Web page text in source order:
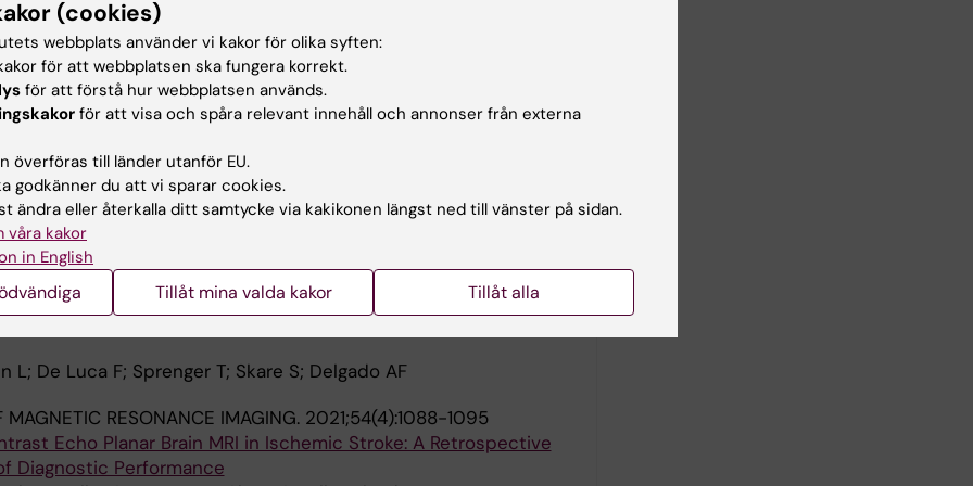
brain multi-contrast MRI versus brain CT in pediatric patients:
study
DM; Aspelin A; Kvist O; Osterman Y; Ruiz SD; Skare S; Delgado
OF NUCLEAR MEDICINE AND MOLECULAR IMAGING.
in postoperative patients after craniotomy: zero echo time and
based attenuation correction
L; Wassberg C; Martin H; Delgado AF
MAGNETIC RESONANCE IMAGING.2022;56(3):884-892
Brain MRI Examination in Ischemic Stroke: A Prospective
L; De Luca F; Sprenger T; Skare S; Delgado AF
MAGNETIC RESONANCE IMAGING. 2021;54(4):1088-1095
Echo Planar Brain MRI in Ischemic Stroke: A Retrospective
Diagnostic Performance
(cookies)
webbplats använder vi kakor för olika syften:
för att webbplatsen ska fungera korrekt.
för att förstå hur webbplatsen används.
för att visa och spåra relevant innehåll och annonser från externa
överföras till länder utanför EU.
godkänner du att vi sparar cookies.
ändra eller återkalla ditt samtycke via kakikonen längst ned till vänster på sidan.
våra kakor
in English
Tillåt mina valda kakor Tillåt alla